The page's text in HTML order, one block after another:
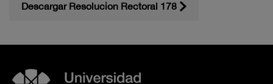
Descargar Resolucion Rectoral 178